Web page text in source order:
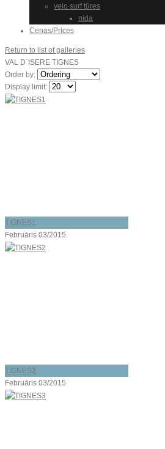
velo surf tūres
nida
Cenas/Prices
Return to list of galleries
VAL D`ISERE TIGNES
Order by:
Display limit:
TIGNES1
Februāris 03/2015
TIGNES2
Februāris 03/2015